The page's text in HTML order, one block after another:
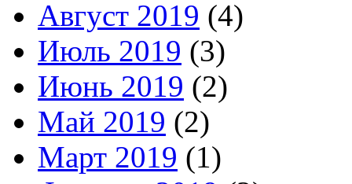
Август 2019 (4)
Июль 2019 (3)
Июнь 2019 (2)
Май 2019 (2)
Март 2019 (1)